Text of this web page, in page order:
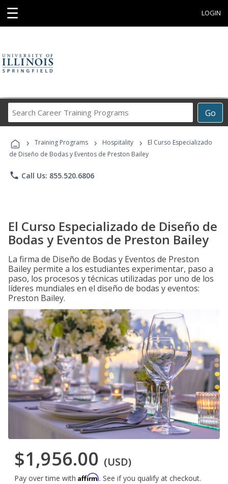
☰ LOGIN
Go
Career
Programs
› Training Programs › Hospitality ›
El Curso Especializado
de Diseño de Bodas y Eventos de Preston Bailey
phone Call Us: 855.520.6806
El Curso Especializado de Diseño de
Bodas y Eventos de Preston Bailey
La firma de Diseño de Bodas y Eventos de Preston
Bailey permite a los estudiantes experimentar, paso a
paso, los procesos y técnicas utilizadas por uno de los
líderes mundiales en el diseño de bodas y eventos:
Preston Bailey.
$1,956.00 (USD)
Pay over time with Affirm. See if you qualify at checkout.